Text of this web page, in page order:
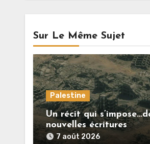
Sur Le Même Sujet
Palestine
Un récit qui
nouvelles écritures
retracent la réalité des
7 août 2026